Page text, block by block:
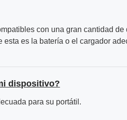
con una gran cantidad
es la batería o el cargador
dispositivo?
para su portátil.